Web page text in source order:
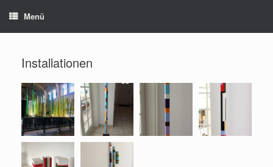
Inhalt Menü
Installationen